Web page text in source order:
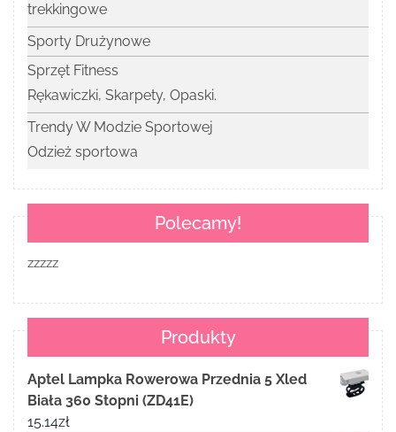
trekkingowe
Sporty Drużynowe
Sprzęt Fitness
Rękawiczki, Skarpety, Opaski.
Trendy W Modzie Sportowej
Odzież sportowa
Polecamy!
zzzzz
Produkty
Aptel Lampka Rowerowa Przednia 5 Xled
Biała 360 Stopni (ZD41E)
15.14zł